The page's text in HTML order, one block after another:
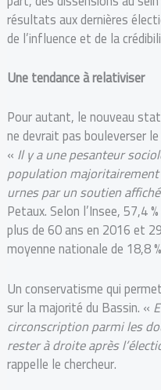
résultats aux dernières
de l’influence et de la
Une tendance à relativiser
Pour autant, le nouveau
ne devrait pas bouleverser
« Il y a une pesanteur
population majoritairement
urnes parun soutien
Petaux. Selon l’Insee, 57,4
plus de 60 ans en 2016 et
moyenne nationale de 18,8
Un conservatisme qui
sur la majorité du Bassin. «
circonscription parmi les
rester à droite après
rappelle le chercheur.